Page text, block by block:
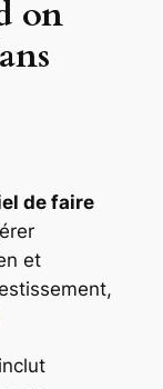
on
de faire
et